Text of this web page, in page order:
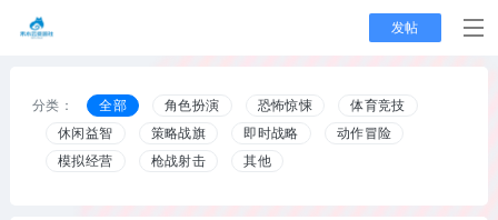
发帖
分类： 全部 角色扮演 恐怖惊悚
体育竞技
休闲益智
策略战旗 即时战略
动作冒险
模拟经营
枪战射击 其他